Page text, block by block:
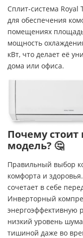
Сплит-система Royal
для обеспечения
помещениях
мощность
кВт, что делает её
дома или офиса.​
Почему стоит
модель? 🤔
Правильный выбор
комфорта и
сочетает в себе
Инверторный
энергоэффективную
низкий уровень
тишиной даже во